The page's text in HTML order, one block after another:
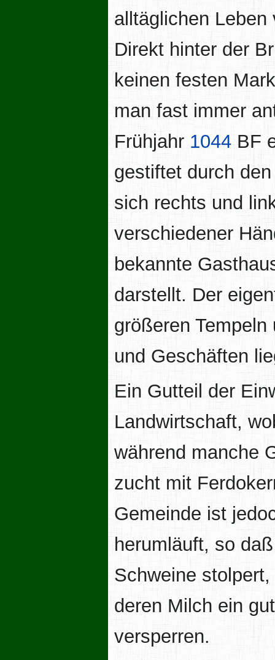
alltäglichen Leben
Direkt hinter der
keinen festen
man fast immer
Frühjahr 1044 BF
gestiftet durch
sich rechts und
verschiedener
bekannte
darstellt. Der
größeren
und Geschäften
Ein Gutteil der
Landwirtschaft,
während manche
zucht mit
Gemeinde ist
herumläuft, so
Schweine
deren Milch ein
versperren.